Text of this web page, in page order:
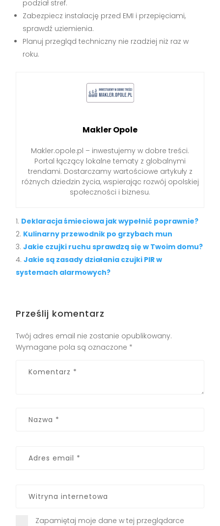
podział stref.
Zabezpiecz instalację przed EMI i przepięciami,
sprawdź uziemienia.
Planuj przegląd techniczny nie rzadziej niż raz w
roku.
Makler Opole
Makler.opole.pl – inwestujemy w dobre treści.
Portal łączący lokalne tematy z globalnymi
trendami. Dostarczamy wartościowe artykuły z
różnych dziedzin życia, wspierając rozwój opolskiej
społeczności i biznesu.
Deklaracja śmieciowa jak wypełnić poprawnie?
Kulinarny przewodnik po grzybach mun
Jakie czujki ruchu sprawdzą się w Twoim domu?
Jakie są zasady działania czujki PIR w
systemach alarmowych?
Prześlij komentarz
Twój adres email nie zostanie opublikowany.
Wymagane pola są oznaczone *
Zapamiętaj moje dane w tej przeglądarce